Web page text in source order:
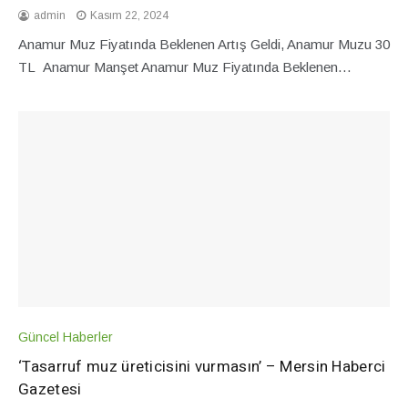
admin Kasım 22, 2024
Anamur Muz Fiyatında Beklenen Artış Geldi, Anamur Muzu 30
TL Anamur Manşet Anamur Muz Fiyatında Beklenen…
Güncel Haberler
‘Tasarruf muz üreticisini vurmasın’ – Mersin Haberci
Gazetesi